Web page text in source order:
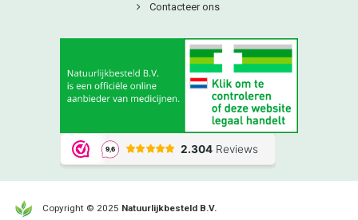
Contacteer ons
Copyright © 2025 Natuurlijkbesteld B.V.